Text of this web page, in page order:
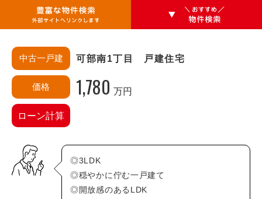
エリアから探す
あ行・か行
相田(3) 相田町(0)
大塚西(0) 大塚西町(0)
中古一戸建 可部南1丁目 戸建住宅
価格 1,780 万円
ローン計算
◎3LDK
◎穏やかに佇む一戸建て
◎開放感のあるLDK